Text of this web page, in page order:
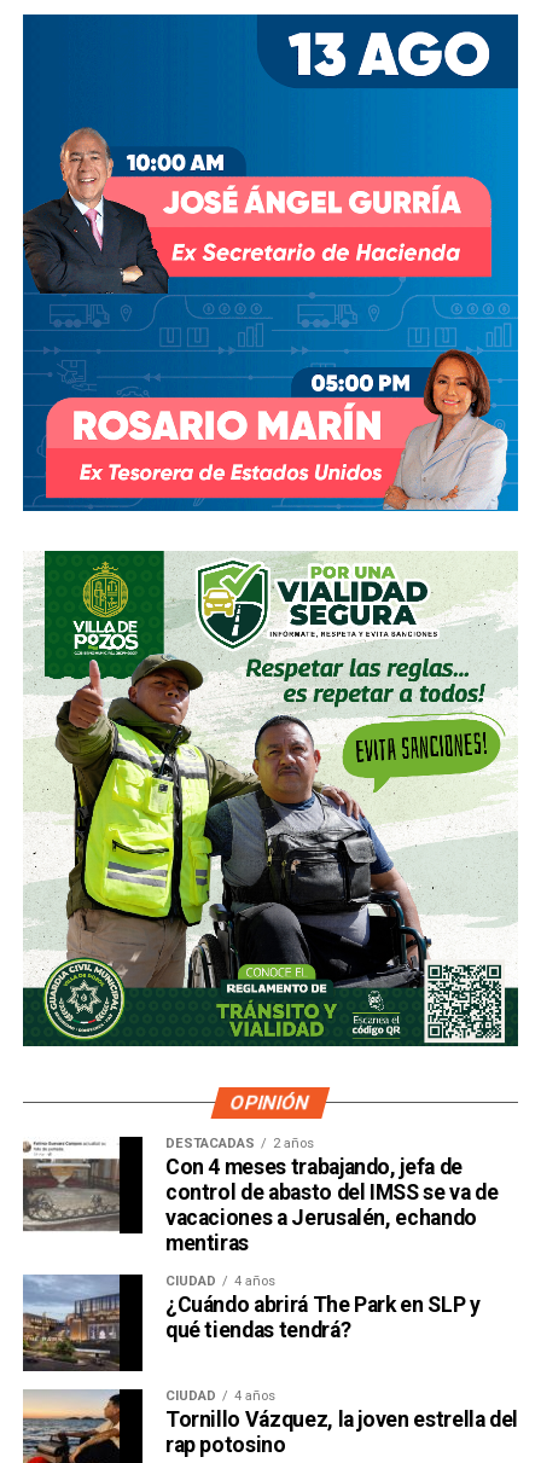
Arrancó la carrera, todos la van perdiendo |
OPINIÓN
DESTACADAS 2 años
Con 4 meses trabajando, jefa de
control de abasto del IMSS se va de
vacaciones a Jerusalén, echando
mentiras
CIUDAD 4 años
¿Cuándo abrirá The Park en SLP y
qué tiendas tendrá?
CIUDAD 4 años
Tornillo Vázquez, la joven estrella del
rap potosino